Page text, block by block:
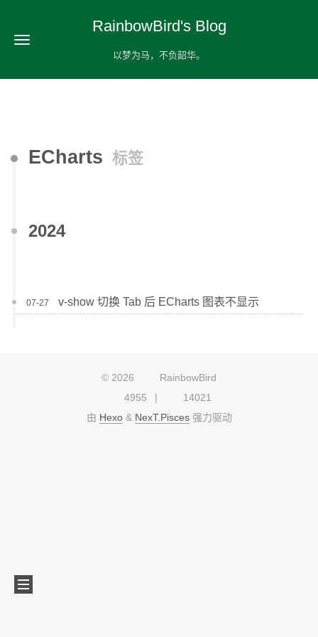
RainbowBird's Blog
以梦为马，不负韶华。
ECharts 标签
2024
07-27 v-show 切换 Tab 后 ECharts 图表不显示
© 2026
RainbowBird
4955
14021
由 Hexo& NexT.Pisces强力驱动